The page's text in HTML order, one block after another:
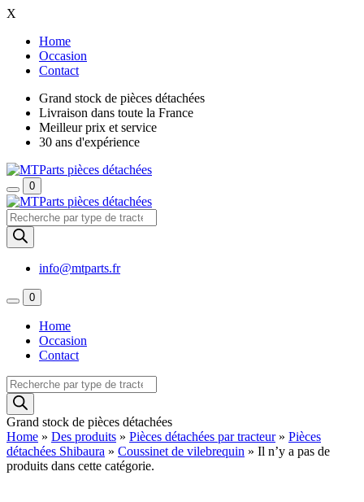
X
Home
Occasion
Contact
Grand stock de pièces détachées
Livraison dans toute la France
Meilleur prix et service
30 ans d'expérience
0
Recherche
de
produits
info@mtparts.fr
0
Home
Occasion
Contact
Recherche
de
produits
Grand stock de pièces détachées
Home » Des produits » Pièces détachées par tracteur» Pièces
détachées Shibaura » Coussinet de vilebrequin » Il n’y a pas de
produits dans cette catégorie.